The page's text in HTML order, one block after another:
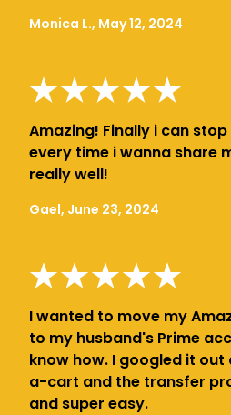
Monica L., May 12, 2024
Amazing! Finally i can
every time i wanna share
really well!
Gael, June 23, 2024
I wanted to move my
to my husband's Prime
know how. I googled it
a-cart and the transfer
and super easy.